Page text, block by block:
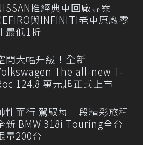
推經典車回廠專案
與INFINITI老車原廠零
最低1折
間大幅升級！全新
The all-new T-
124.8 萬元起正式上市
性而行 駕馭每一段精彩旅程
新 BMW 318i Touring全台
量200台